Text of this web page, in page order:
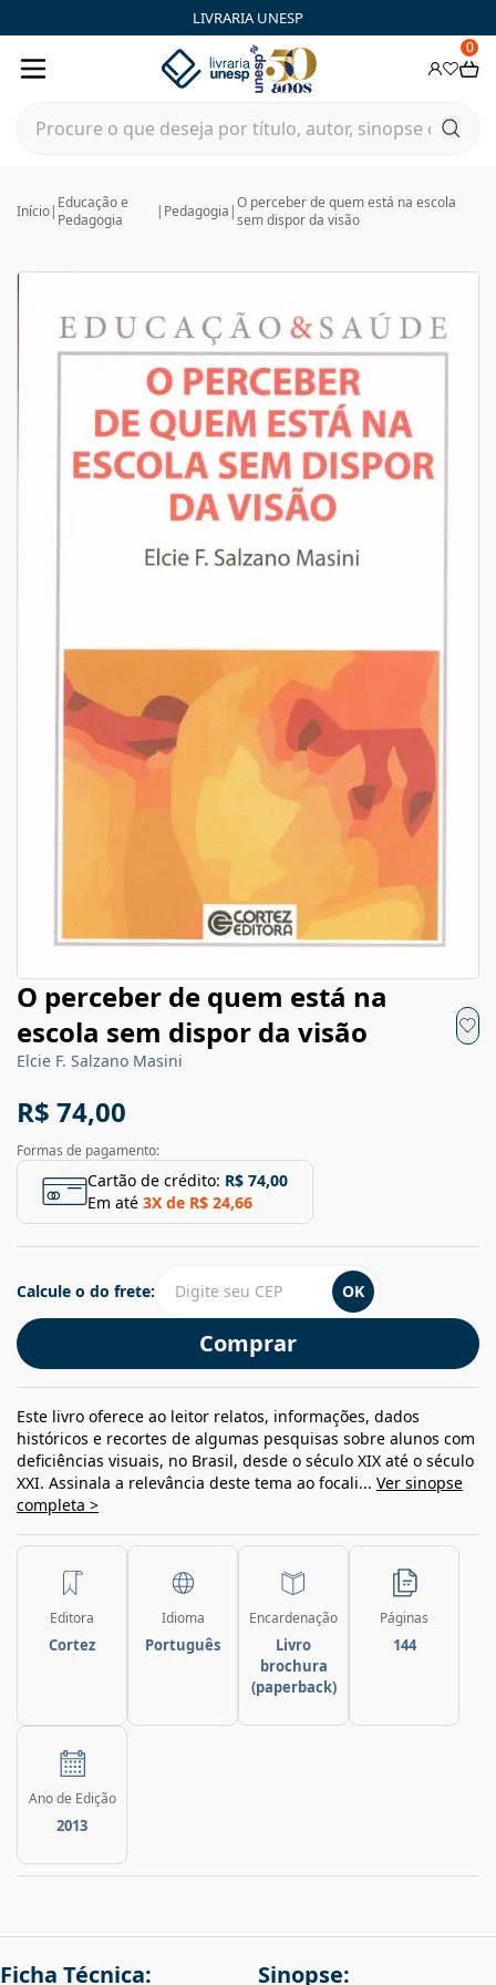
LIVRARIA UNESP
0
Início| Educação e
Pedagogia
| Pedagogia |O perceber de quem está na escola
sem dispor da visão
O perceber de quem está na
escola sem dispor da visão
Elcie F. Salzano Masini
R$ 74,00
Formas de pagamento:
Cartão de crédito: R$ 74,00
Em até 3X de R$ 24,66
Comprar
Calcule o do frete: OK
Este livro oferece ao leitor relatos, informações, dados
históricos e recortes de algumas pesquisas sobre alunos com
deficiências visuais, no Brasil, desde o século XIX até o século
XXI. Assinala a relevância deste tema ao focali... Ver sinopse
completa >
Editora
Cortez
Idioma
Português
Encardenação
Livro
brochura
(paperback)
Páginas
144
Ano de Edição
2013
Ficha Técnica: Sinopse: